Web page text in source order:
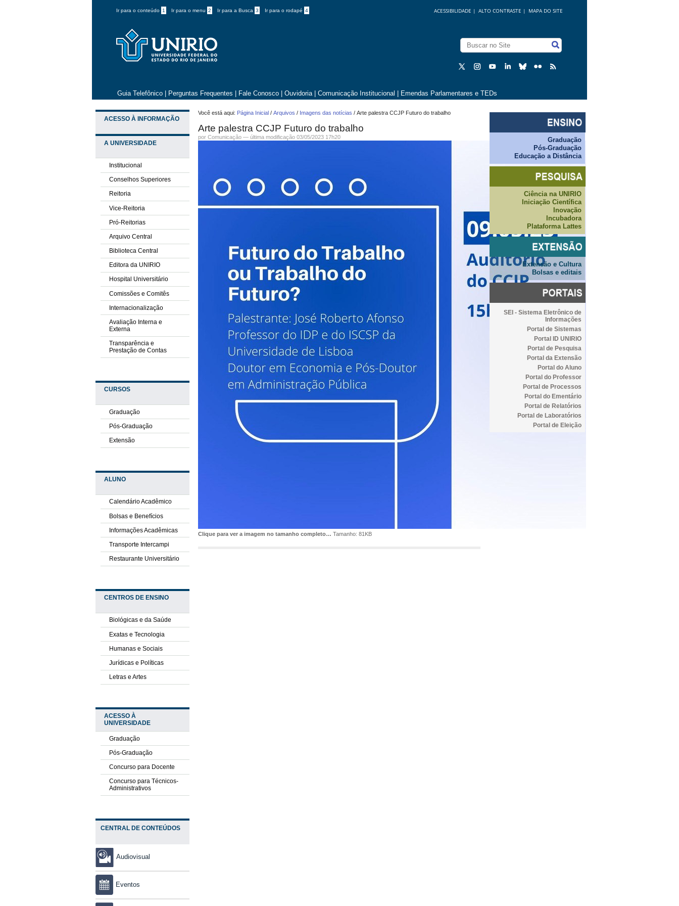
Ir para o conteúdo 1 Ir para o menu 2 Ir para a Busca 3 Ir para o rodapé 4 MAPA DO SITE
ALTO CONTRASTE |
ACESSIBILIDADE |
Guia Telefônico Perguntas Frequentes Fale Conosco Ouvidoria Comunicação Institucional Emendas Parlamentares e TEDs
ACESSO À INFORMAÇÃO
A UNIVERSIDADE
Institucional
Conselhos Superiores
Reitoria
Vice-Reitoria
Pró-Reitorias
Arquivo Central
Biblioteca Central
Editora da UNIRIO
Hospital Universitário
Comissões e Comitês
Internacionalização
Avaliação Interna e
Externa
Transparência e
Prestação de Contas
CURSOS
Graduação
Pós-Graduação
Extensão
ALUNO
Calendário Acadêmico
Bolsas e Benefícios
Informações Acadêmicas
Transporte Intercampi
Restaurante Universitário
CENTROS DE ENSINO
Biológicas e da Saúde
Exatas e Tecnologia
Humanas e Sociais
Jurídicas e Políticas
Letras e Artes
ACESSO À
UNIVERSIDADE
Graduação
Pós-Graduação
Concurso para Docente
Concurso para Técnicos-
Administrativos
CENTRAL DE CONTEÚDOS
Audiovisual
Eventos
Você está aqui: Página Inicial /Arquivos / Imagens das notícias /Arte palestra CCJP Futuro do trabalho
Arte palestra CCJP Futuro do trabalho
porComunicação —última modificação 03/05/2023 17h20
Clique para ver a imagem no tamanho completo… Tamanho: 81KB
Graduação
Pós-Graduação
Educação a Distância
Ciência na UNIRIO
Iniciação Científica
Inovação
Incubadora
Plataforma Lattes
Extensão e Cultura
Bolsas e editais
SEI - Sistema Eletrônico de
Informações
Portal de Sistemas
Portal ID UNIRIO
Portal de Pesquisa
Portal da Extensão
Portal do Aluno
Portal do Professor
Portal de Processos
Portal do Ementário
Portal de Relatórios
Portal de Laboratórios
Portal de Eleição